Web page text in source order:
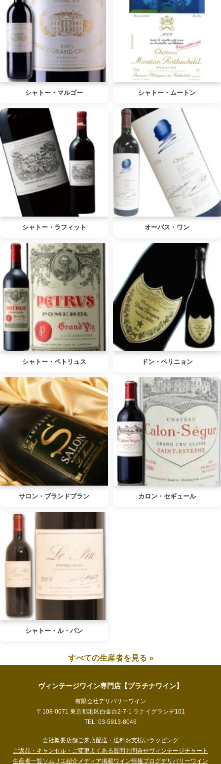
シャトー・マルゴー シャトー・ムートン
シャトー・ラフィット オーパス・ワン
シャトー・ペトリュス ドン・ペリニョン
サロン・ブランドブラン カロン・セギュール
シャトー・ル・パン
すべての生産者を見る »
ヴィンテージワイン専門店【プラチナワイン】
有限会社デリバリーワイン
〒108-0071 東京都港区白金台2-7-1 ラナイグランデ101
TEL: 03-5913-8046
会社概要店舗ご来店配送・送料お支払いラッピング
ご返品・キャンセル・ご変更よくある質問お問合せヴィンテージチャート
生産者一覧ソムリエ紹介メディア掲載ワイン情報ブログデリバリーワイン